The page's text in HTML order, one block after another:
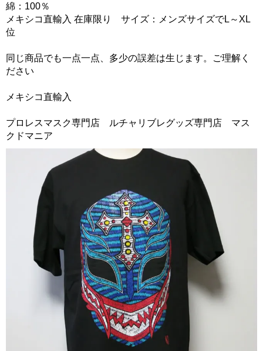
綿：100％
メキシコ直輸入 在庫限り サイズ：メンズサイズでL～XL
位
同じ商品でも一点一点、多少の誤差は生じます。ご理解く
ださい
メキシコ直輸入
プロレスマスク専門店 ルチャリブレグッズ専門店 マス
クドマニア